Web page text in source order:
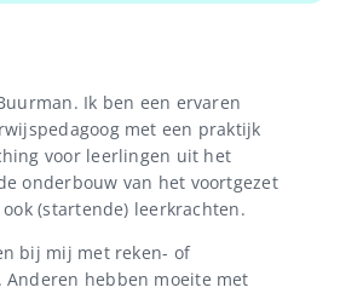
Ik ben een ervaren
met een praktijk
voor leerlingen uit het
onderbouw van het voortgezet
(startende) leerkrachten.
bij mij met reken- of
hebben moeite met